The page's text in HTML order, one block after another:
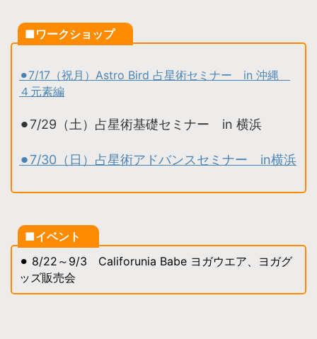
■ワークショップ
⚫︎7/17（祝月）Astro Bird 占星術セミナー in 沖縄
４元素編
⚫︎7/29（土）占星術基礎セミナー in 横浜
⚫︎7/30（日）占星術アドバンスセミナー in横浜
■イベント
⚫︎ 8/22～9/3 Califorunia Babe ヨガウエア、ヨガグ
ッズ販売会